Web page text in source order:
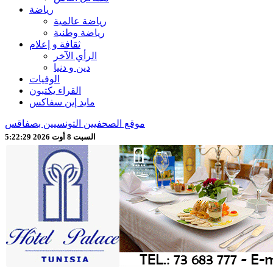
رياضة
رياضة عالمية
رياضة وطنية
ثقافة و إعلام
الرأي الآخر
دين و دنيا
الوفيات
القراء يكتبون
مايد إين سفاكس
موقع الصحفيين التونسيين بصفاقس
السبت 8 أوت 2026 5:22:31